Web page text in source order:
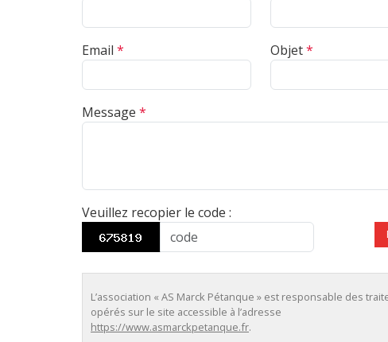
Email * Objet*
Message *
Veuillez recopier le code :
L’association « AS Marck Pétanque » est responsable des
opérés sur le site accessible à l’adresse
https://www.asmarckpetanque.fr.